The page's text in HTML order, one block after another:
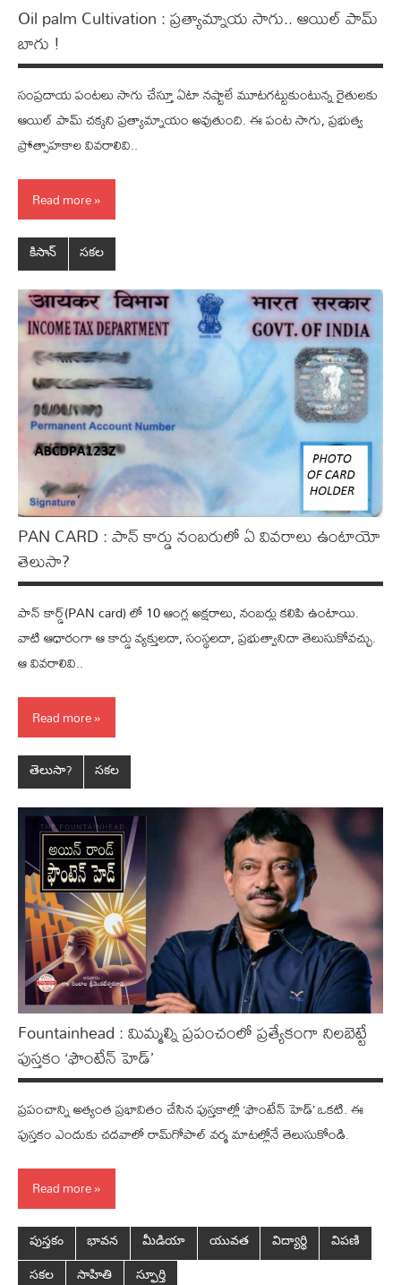
Oil palm Cultivation : ప్ర‌త్యామ్నాయ సాగు.. ఆయిల్ పామ్
బాగు !
సంప్ర‌దాయ పంట‌లు సాగు చేస్తూ ఏటా న‌ష్టాలే మూట‌గ‌ట్టుకుంటున్న రైతుల‌కు
ఆయిల్ పామ్ చ‌క్క‌ని ప్ర‌త్యామ్నాయం అవుతుంది. ఈ పంట సాగు, ప్ర‌భుత్వ
ప్రోత్సాహకాల వివ‌రాలివి..
Read more
కిసాన్‌ సకల
PAN CARD : పాన్ కార్డు నంబ‌రులో ఏ వివ‌రాలు ఉంటాయో
తెలుసా?
పాన్ కార్డ్(PAN card) లో 10 ఆంగ్ల అక్షరాలు, నంబర్లు కలిపి ఉంటాయి.
వాటి ఆధారంగా ఆ కార్డు వ్యక్తులదా, సంస్థలదా, ప్రభుత్వానిదా తెలుసుకోవచ్చు.
ఆ వివరాలివి..
Read more
తెలుసా? సకల
Fountainhead : మిమ్మల్ని ప్రపంచంలో ప్రత్యేకంగా నిలబెట్టే
పుస్తకం ‘ఫౌంటేన్‌ హెడ్‌’
ప్రపంచాన్ని అత్యంత ప్రభావితం చేసిన పుస్తకాల్లో ‘ఫౌంటేన్‌ హెడ్‌’ ఒకటి. ఈ
పుస్తకం ఎందుకు చదవాలో రామ్‌గోపాల్‌ వర్మ మాటల్లోనే తెలుసుకోండి.
Read more
పుస్తకం భావన మీడియా యువత విద్యార్థి
విపణి
సకల
సాహితి స్ఫూర్తి